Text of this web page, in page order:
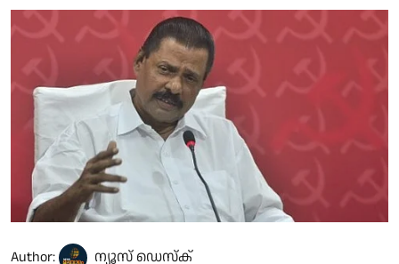
Author: ന്യൂസ് ഡെസ്ക്